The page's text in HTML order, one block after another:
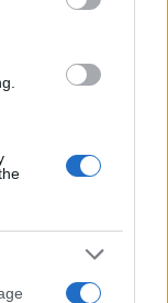
για την
αποχωρήσουν